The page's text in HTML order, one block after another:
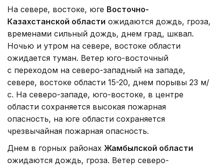
На севере, востоке, юге Восточно-
Казахстанской области ожидаются дождь, гроза,
временами сильный дождь, днем град, шквал.
Ночью и утром на севере, востоке области
ожидается туман. Ветер юго-восточный
с переходом на северо-западный на западе,
севере, востоке области 15-20, днем порывы 23 м/
с. На северо-западе, юго-востоке, в центре
области сохраняется высокая пожарная
опасность, на юге области сохраняется
чрезвычайная пожарная опасность.
Днем в горных районах Жамбылской области
ожидаются дождь, гроза. Ветер северо-